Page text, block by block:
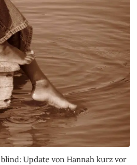
Update von Hannah kurz vor